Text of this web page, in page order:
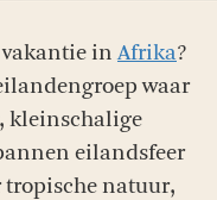
vakantie inAfrika?
waar
kleinschalige
eilandsfeer
natuur,